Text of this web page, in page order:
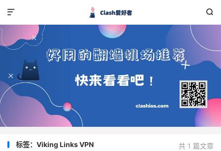


共 1 篇文章
标签：Viking Links VPN